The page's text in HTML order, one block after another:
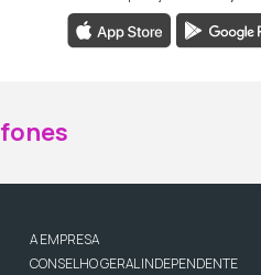
da RTP Madeira
da RTP Madeira
A EMPRESA
CONSELHO GERAL INDEPENDENTE